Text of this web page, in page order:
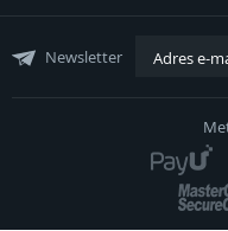
Newsletter